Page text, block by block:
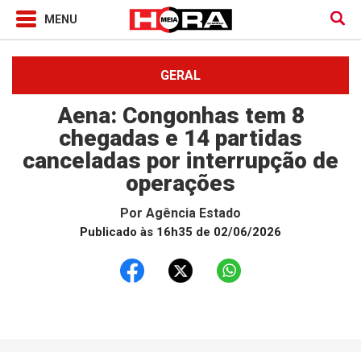
GERAL
Aena: Congonhas tem 8
chegadas e 14 partidas
canceladas por interrupção de
operações
Por Agência Estado
Publicado às 16h35 de 02/06/2026